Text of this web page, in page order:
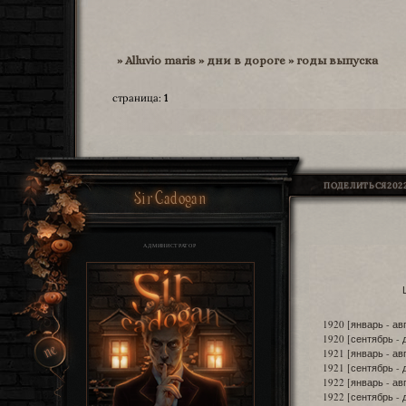
»Alluvio maris » дни в дороге » годы выпуска
страница: 1
ПОДЕЛИТЬСЯ
Sir Cadogan
АДМИНИСТРАТОР
1920 [январь -
1920 [сентябрь -
1921 [январь -
1921 [сентябрь -
1922 [январь -
1922 [сентябрь